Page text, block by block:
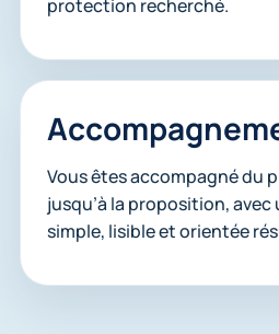
protection recherché.
Vous êtes accompagné du
jusqu’à la proposition,
simple, lisible et orientée